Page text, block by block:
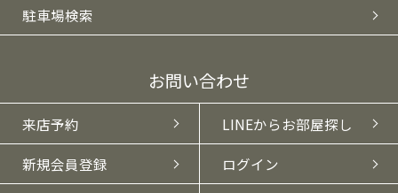
駐車場検索
お問い合わせ
来店予約 LINEからお部屋探し
新規会員登録 ログイン